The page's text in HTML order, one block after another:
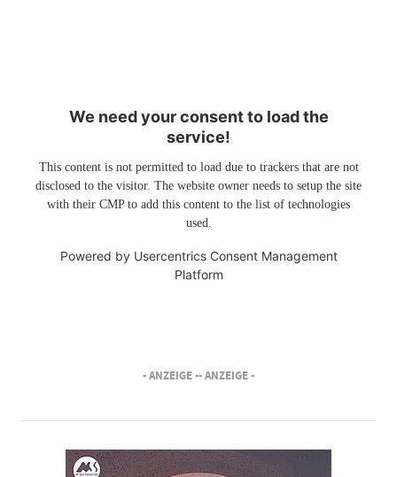
We need your consent to load the
service!
This content is not permitted to load due to trackers that are not
disclosed to the visitor. The website owner needs to setup the site
with their CMP to add this content to the list of technologies
used.
Powered by Usercentrics Consent Management
Platform
- ANZEIGE -- ANZEIGE -